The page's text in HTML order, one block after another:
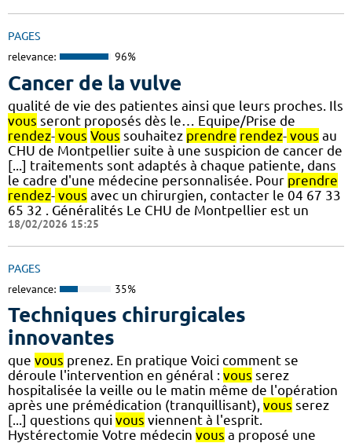
PAGES
relevance: 96%
Cancer de la vulve
qualité de vie des patientes ainsi que leurs proches. Ils
vous seront proposés dès le… Equipe/Prise de
rendez- vous Vous souhaitez prendre rendez- vous au
CHU de Montpellier suite à une suspicion de cancer de
[...] traitements sont adaptés à chaque patiente, dans
le cadre d'une médecine personnalisée. Pour prendre
rendez- vous avec un chirurgien, contacter le 04 67 33
65 32 . Généralités Le CHU de Montpellier est un
18/02/2026 15:25
PAGES
relevance: 35%
Techniques chirurgicales
innovantes
que vous prenez. En pratique Voici comment se
déroule l'intervention en général : vous serez
hospitalisée la veille ou le matin même de l'opération
après une prémédication (tranquillisant), vous serez
[...] questions qui vous viennent à l'esprit.
Hystérectomie Votre médecin vous a proposé une